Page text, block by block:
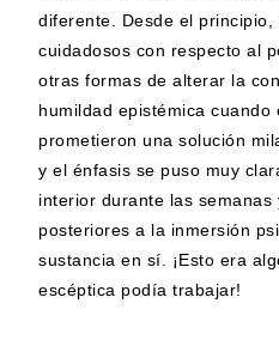
diferente. Desde el
cuidadosos con respecto al
otras formas de alterar la
humildad epistémica cuando
prometieron una solución
y el énfasis se puso muy
interior durante las semanas
posteriores a la inmersión
sustancia en sí. ¡Esto era
escéptica podía trabajar!